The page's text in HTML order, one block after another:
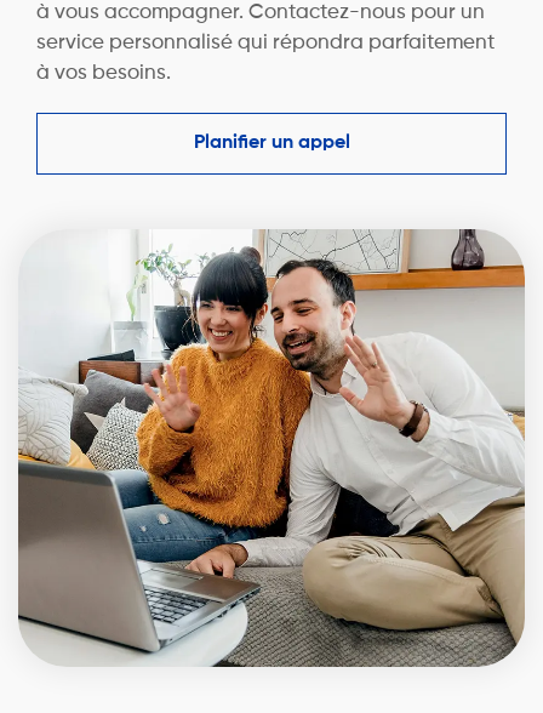
à vous accompagner. Contactez-nous pour un
service personnalisé qui répondra parfaitement
à vos besoins.
Planifier un appel